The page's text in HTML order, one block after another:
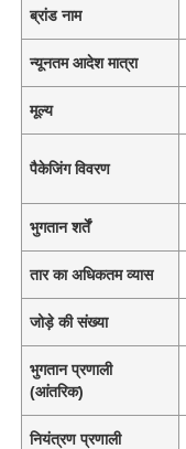
ब्रांड नाम
न्यूनतम आदेश मात्रा
मूल्य
पैकेजिंग विवरण
भुगतान शर्तें
तार का अधिकतम व्यास
जोड़े की संख्या
भुगतान प्रणाली
(आंतरिक)
नियंत्रण प्रणाली